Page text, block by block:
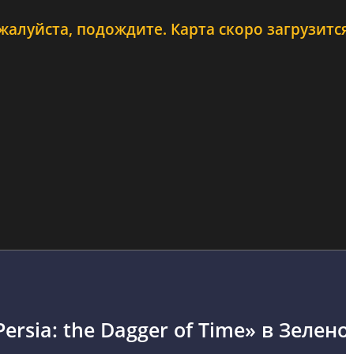
подождите. Карта скоро
the Dagger of Time» в